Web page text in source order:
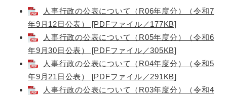
人事行政の公表について（R06年度分）（令和7
年9月12日公表） [PDFファイル／177KB]
人事行政の公表について（R05年度分）（令和6
年9月30日公表） [PDFファイル／305KB]
人事行政の公表について（R04年度分）（令和5
年9月21日公表） [PDFファイル／291KB]
人事行政の公表について（R03年度分）（令和4